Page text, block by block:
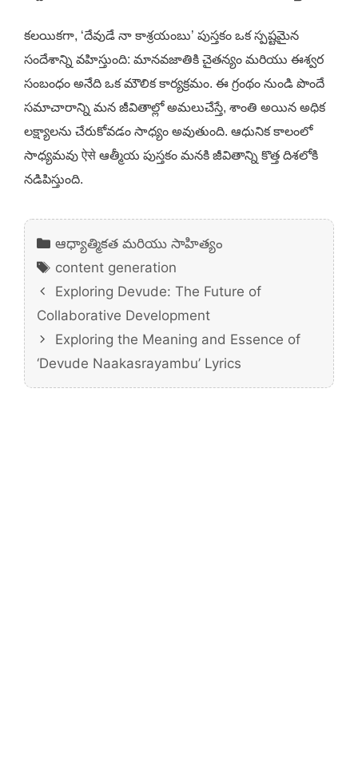
కలయికగా, ‘దేవుడే నా కాశ్రయంబు’ పుస్తకం ఒక స్పష్టమైన
సందేశాన్ని వహిస్తుంది: మానవజాతికి చైతన్యం మరియు ఈశ్వర
సంబంధం అనేది ఒక మౌలిక కార్యక్రమం. ఈ గ్రంథం నుండి పొందే
సమాచారాన్ని మన జీవితాల్లో అమలుచేస్తే, శాంతి అయిన అధిక
లక్ష్యాలను చేరుకోవడం సాధ్యం అవుతుంది. ఆధునిక కాలంలో
సాధ్యమవు ऐसे ఆత్మీయ పుస్తకం మనకి జీవితాన్ని కొత్త దిశలోకి
నడిపిస్తుంది.
Categories
ఆధ్యాత్మికత మరియు సాహిత్యం
Tags
content generation
Exploring Devude: The Future of
Collaborative Development
Exploring the Meaning and Essence of
‘Devude Naakasrayambu’ Lyrics